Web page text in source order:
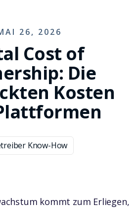
26, 2026
Cost of
Die
Kosten
Know-How
kommt zum Erliegen,